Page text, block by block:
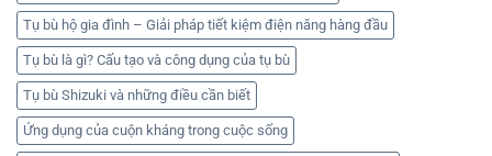
Tụ bù hộ gia đình – Giải pháp tiết kiệm điện năng hàng đầu
Tụ bù là gì? Cấu tạo và công dụng của tụ bù
Tụ bù Shizuki và những điều cần biết
Ứng dụng của cuộn kháng trong cuộc sống